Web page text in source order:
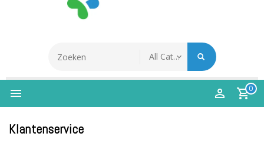
0
Klantenservice